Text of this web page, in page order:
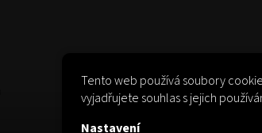
Tento web používá soubory
vyjadřujete souhlas s jejich
Nastavení